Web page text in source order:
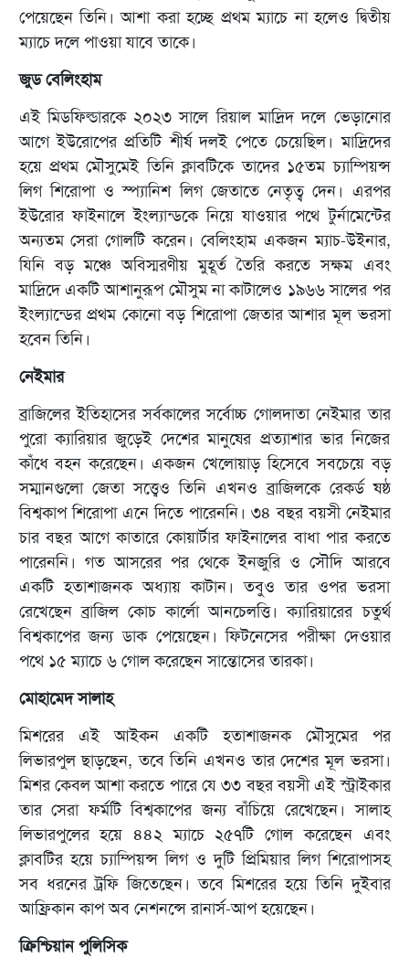
পেয়েছেন তিনি। আশা করা হচ্ছে প্রথম ম্যাচে না হলেও দ্বিতীয়
ম্যাচে দলে পাওয়া যাবে তাকে।
জুড বেলিংহাম
এই মিডফিল্ডারকে ২০২৩ সালে রিয়াল মাদ্রিদ দলে ভেড়ানোর
আগে ইউরোপের প্রতিটি শীর্ষ দলই পেতে চেয়েছিল। মাদ্রিদের
হয়ে প্রথম মৌসুমেই তিনি ক্লাবটিকে তাদের ১৫তম চ্যাম্পিয়ন্স
লিগ শিরোপা ও স্প্যানিশ লিগ জেতাতে নেতৃত্ব দেন। এরপর
ইউরোর ফাইনালে ইংল্যান্ডকে নিয়ে যাওয়ার পথে টুর্নামেন্টের
অন্যতম সেরা গোলটি করেন। বেলিংহাম একজন ম্যাচ-উইনার,
যিনি বড় মঞ্চে অবিস্মরণীয় মুহূর্ত তৈরি করতে সক্ষম এবং
মাদ্রিদে একটি আশানুরূপ মৌসুম না কাটালেও ১৯৬৬ সালের পর
ইংল্যান্ডের প্রথম কোনো বড় শিরোপা জেতার আশার মূল ভরসা
হবেন তিনি।
নেইমার
ব্রাজিলের ইতিহাসের সর্বকালের সর্বোচ্চ গোলদাতা নেইমার তার
পুরো ক্যারিয়ার জুড়েই দেশের মানুষের প্রত্যাশার ভার নিজের
কাঁধে বহন করেছেন। একজন খেলোয়াড় হিসেবে সবচেয়ে বড়
সম্মানগুলো জেতা সত্ত্বেও তিনি এখনও ব্রাজিলকে রেকর্ড ষষ্ঠ
বিশ্বকাপ শিরোপা এনে দিতে পারেননি। ৩৪ বছর বয়সী নেইমার
চার বছর আগে কাতারে কোয়ার্টার ফাইনালের বাধা পার করতে
পারেননি। গত আসরের পর থেকে ইনজুরি ও সৌদি আরবে
একটি হতাশাজনক অধ্যায় কাটান। তবুও তার ওপর ভরসা
রেখেছেন ব্রাজিল কোচ কার্লো আনচেলত্তি। ক্যারিয়ারের চতুর্থ
বিশ্বকাপের জন্য ডাক পেয়েছেন। ফিটনেসের পরীক্ষা দেওয়ার
পথে ১৫ ম্যাচে ৬ গোল করেছেন সান্তোসের তারকা।
মোহামেদ সালাহ
মিশরের এই আইকন একটি হতাশাজনক মৌসুমের পর
লিভারপুল ছাড়ছেন, তবে তিনি এখনও তার দেশের মূল ভরসা।
মিশর কেবল আশা করতে পারে যে ৩৩ বছর বয়সী এই স্ট্রাইকার
তার সেরা ফর্মটি বিশ্বকাপের জন্য বাঁচিয়ে রেখেছেন। সালাহ
লিভারপুলের হয়ে ৪৪২ ম্যাচে ২৫৭টি গোল করেছেন এবং
ক্লাবটির হয়ে চ্যাম্পিয়ন্স লিগ ও দুটি প্রিমিয়ার লিগ শিরোপাসহ
সব ধরনের ট্রফি জিতেছেন। তবে মিশরের হয়ে তিনি দুইবার
আফ্রিকান কাপ অব নেশনন্সে রানার্স-আপ হয়েছেন।
ক্রিশ্চিয়ান পুলিসিক